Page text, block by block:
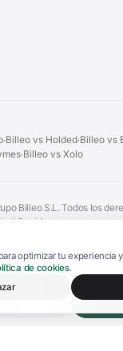
optimizar tu experiencia
de cookies.
·Billeo vs Holded·Billeo vs
·Billeo vs Xolo
Billeo S.L. Todos los
| Cookies
aviso de servicio▼